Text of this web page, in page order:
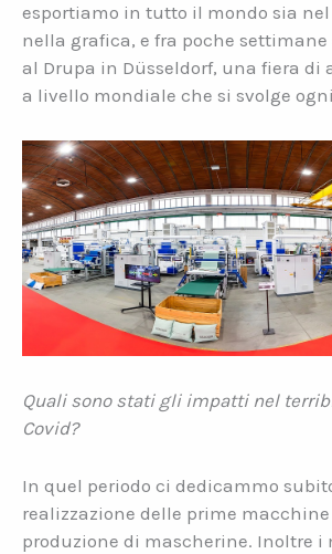
esportiamo in tutto il mondo sia nel
nella grafica, e fra poche settimane
al Drupa in Düsseldorf, una fiera di
a livello mondiale che si svolge
Quali sono stati gli impatti nel
Covid?
In quel periodo ci dedicammo
realizzazione delle prime
produzione di mascherine. Inoltre i